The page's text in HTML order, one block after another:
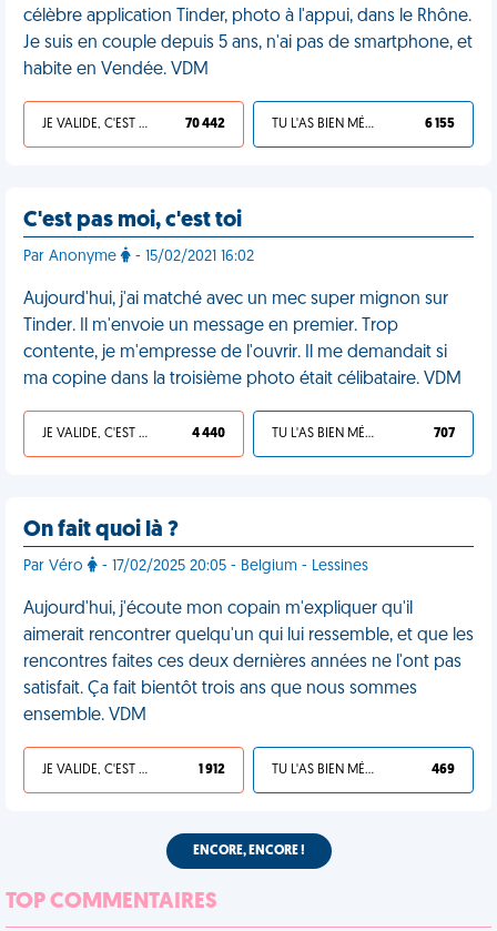
célèbre application Tinder, photo à l'appui, dans le Rhône.
Je suis en couple depuis 5 ans, n'ai pas de smartphone, et
habite en Vendée. VDM
JE VALIDE, C'EST UNE VDM 70 442 TU L'AS BIEN MÉRITÉ 6 155
C'est pas moi, c'est toi
Par Anonyme - 15/02/2021 16:02
Aujourd'hui, j'ai matché avec un mec super mignon sur
Tinder. Il m'envoie un message en premier. Trop
contente, je m'empresse de l'ouvrir. Il me demandait si
ma copine dans la troisième photo était célibataire. VDM
JE VALIDE, C'EST UNE VDM 4 440 TU L'AS BIEN MÉRITÉ 707
On fait quoi là ?
Par Véro - 17/02/2025 20:05 - Belgium - Lessines
Aujourd'hui, j'écoute mon copain m'expliquer qu'il
aimerait rencontrer quelqu'un qui lui ressemble, et que les
rencontres faites ces deux dernières années ne l'ont pas
satisfait. Ça fait bientôt trois ans que nous sommes
ensemble. VDM
JE VALIDE, C'EST UNE VDM 1 912 TU L'AS BIEN MÉRITÉ 469
ENCORE, ENCORE !
TOP COMMENTAIRES